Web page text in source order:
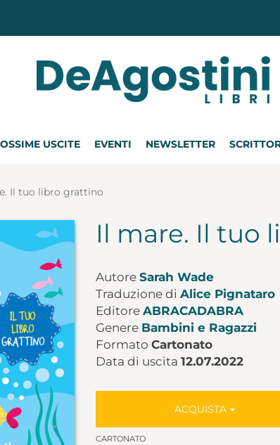
USCITE EVENTI NEWSLETTER
Il tuo libro grattino
Il mare. Il tuo
Autore Sarah Wade
Traduzione di Alice Pignataro
Editore ABRACADABRA
Genere Bambini e Ragazzi
Formato Cartonato
Data di uscita 12.07.2022
ACQUISTA
CARTONATO